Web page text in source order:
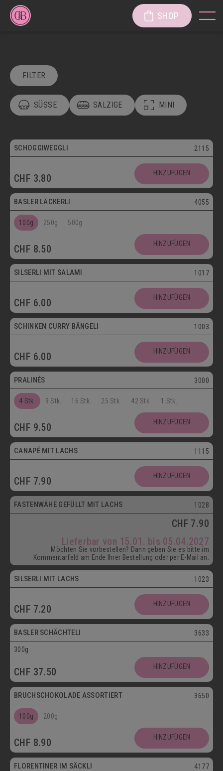
SHOP
FILTER
SÜSSE SALZIGE MINI
SÜSSE KÖSTLICHKEITEN
SÜSSGEBÄCK
KUCHEN/TORTEN/CAKES/WÄHEN LÄGGERLI
SCHOKOLADENSPEZIALITÄTEN
MAIKÄFER
SALZIGE KÖSTLICHKEITEN
SILSERLI
BELEGTE BRÖTCHEN
BROTWAREN
BACKWAREN FASTENWAIE
SCHOGGIWEGGLI 2115
CHF 3.80 HINZUFÜGEN
Vegetarisch
BASLER LÄCKERLI 4055
100g 250g 500g
CHF 8.50 HINZUFÜGEN
SILSERLI MIT SALAMI 1017
CHF 6.00 HINZUFÜGEN
SCHINKEN CURRY BÄNGELI 1003
CHF 6.00 HINZUFÜGEN
Postversand
PRALINÉS 3000
4 Stk. 9 Stk. 16 Stk. 25 Stk. 42 Stk. 1 Stk.
CHF 9.50 HINZUFÜGEN
CANAPÉ MIT LACHS 1115
CHF 7.90 HINZUFÜGEN
ab 15.01.
FASTENWÄHE GEFÜLLT MIT LACHS 1028
CHF 7.90
Lieferbar von 15.01. bis 05.04.2027
Möchten Sie vorbestellen? Dann geben Sie es bitte im
Kommentarfeld am Ende Ihrer Bestellung oder per E-Mail an.
SILSERLI MIT LACHS 1023
CHF 7.20 HINZUFÜGEN
Postversand
BASLER SCHÄCHTELI 3633
300g
CHF 37.50 HINZUFÜGEN
Postversand
BRUCHSCHOKOLADE ASSORTIERT 3650
100g 200g
CHF 8.90 HINZUFÜGEN
Postversand
FLORENTINER IM SÄCKLI 4177